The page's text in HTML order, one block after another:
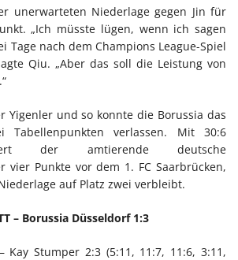
unerwarteten Niederlage gegen Jin für
„Ich müsste lügen, wenn ich sagen
Tage nach dem Champions League-Spiel
Qiu. „Aber das soll die Leistung von
Yigenler und so konnte die Borussia das
Tabellenpunkten verlassen. Mit 30:6
der amtierende deutsche
vier Punkte vor dem 1. FC Saarbrücken,
auf Platz zwei verbleibt.
– Borussia Düsseldorf 1:3
Kay Stumper 2:3 (5:11, 11:7, 11:6, 3:11,